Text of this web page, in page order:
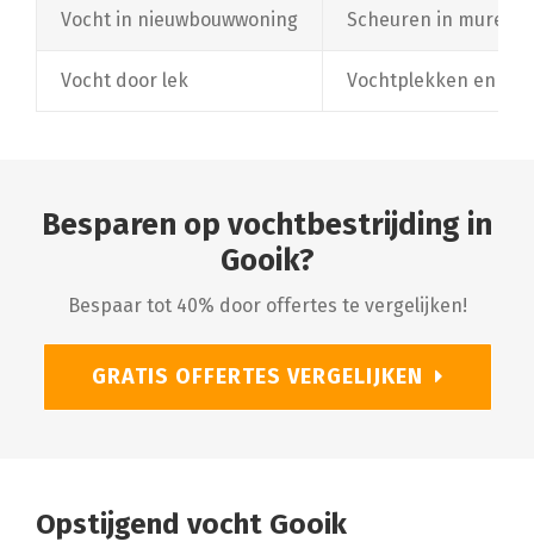
Vocht in nieuwbouwwoning Scheuren in muren
Vocht door lek Vochtplekken en
Besparen op vochtbestrijding in
Gooik?
Bespaar tot 40% door offertes te vergelijken!
GRATIS OFFERTES VERGELIJKEN
Opstijgend vocht Gooik